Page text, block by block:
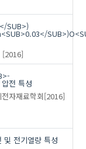
SUB>)
[2016]
전 특성
자재료학회[2016]
전기열량 특성